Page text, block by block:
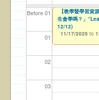
Before 01
01
02
03
【資網處】
整合系統～表單
03/27/2013
12/31/2027
【財務處】工讀
11/12/2021to
07/31/2027
【財務處】漏打
錄
11/15/2021
07/31/2027
114
04/
114
02/
114
03/
【學
07/
Ja(>_<)pan 應
10/28/2025 to
【教學暨學習
會學嗎？」
11/17/2025
【教學暨學習
生會學嗎？」
12/12)
11/17/2025 to